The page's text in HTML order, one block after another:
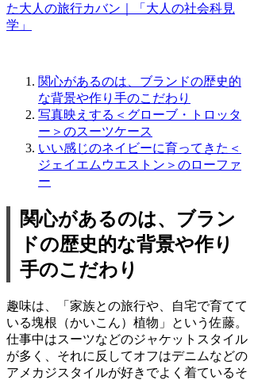
た大人の旅行カバン｜「大人の社会科見
学」
関心があるのは、ブランドの歴史的
な背景や作り手のこだわり
写真映えする＜グローブ・トロッタ
ー＞のスーツケース
いい感じのネイビーに育ってきた＜
ジェイエムウエストン＞のローファ
ー
関心があるのは、ブラン
ドの歴史的な背景や作り
手のこだわり
趣味は、「家族との旅行や、自宅で育てて
いる塊根（かいこん）植物」という佐藤。
仕事中はスーツなどのジャケットスタイル
が多く、それに反してオフはデニムなどの
アメカジスタイルが好きでよく着ているそ